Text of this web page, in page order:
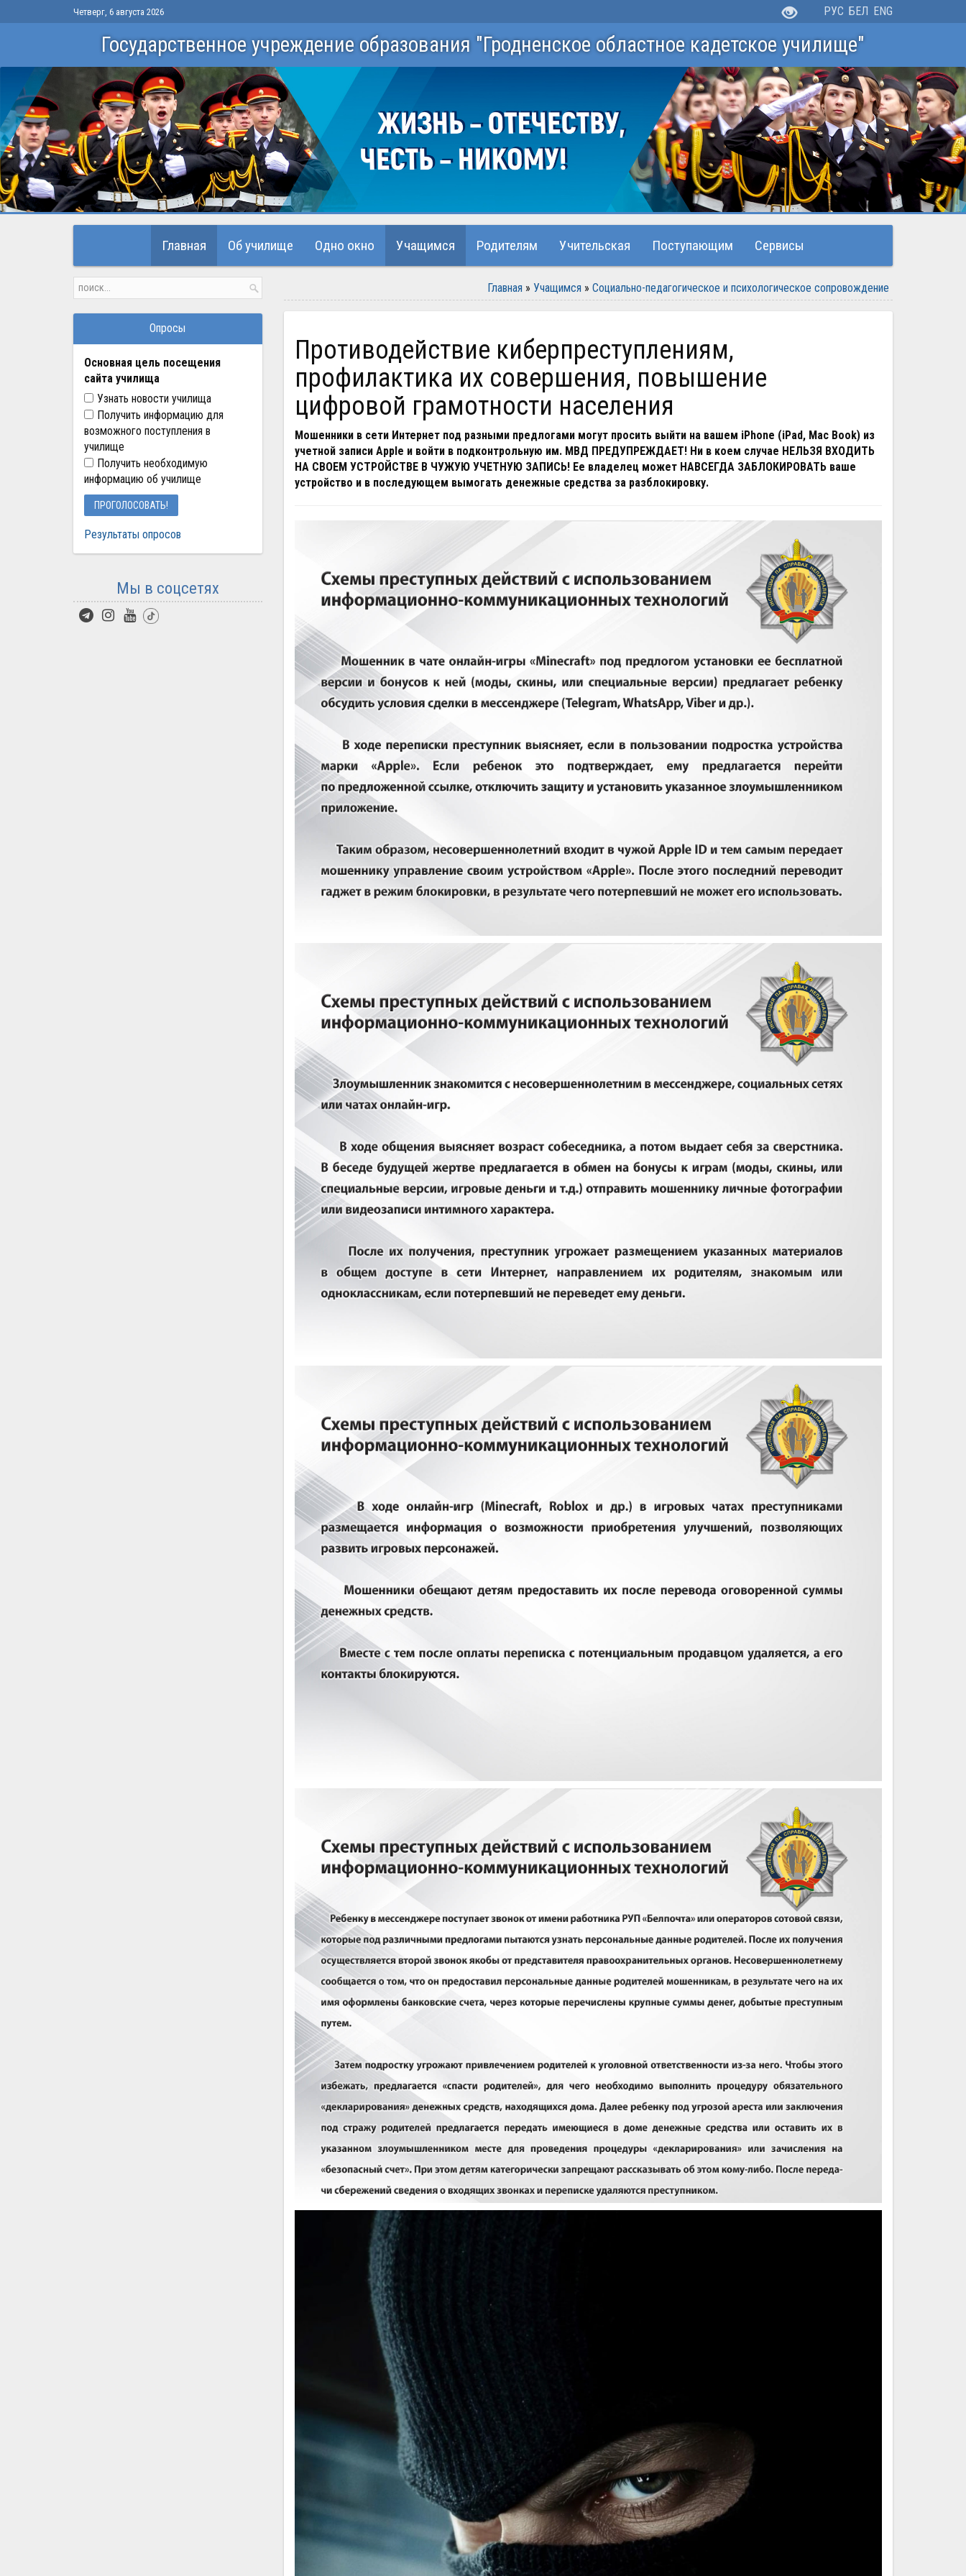
Четверг, 6 августа 2026 РУС БЕЛ ENG
Государственное учреждение образования "Гродненское областное кадетское училище"
Главная Об училище Одно окно Учащимся Родителям Учительская Поступающим Сервисы
Главная » Учащимся » Социально-педагогическое и психологическое сопровождение
Противодействие киберпреступлениям,
профилактика их совершения, повышение
цифровой грамотности населения
Мошенники в сети Интернет под разными предлогами могут просить выйти на вашем iPhone (iPad, Mac Book) из
учетной записи Apple и войти в подконтрольную им. МВД ПРЕДУПРЕЖДАЕТ! Ни в коем случае НЕЛЬЗЯ ВХОДИТЬ
НА СВОЕМ УСТРОЙСТВЕ В ЧУЖУЮ УЧЕТНУЮ ЗАПИСЬ! Ее владелец может НАВСЕГДА ЗАБЛОКИРОВАТЬ ваше
устройство и в последующем вымогать денежные средства за разблокировку.
Опросы
Основная цель посещения
сайта училища
Узнать новости училища
Получить информацию для
возможного поступления в
училище
Получить необходимую
информацию об училище
ПРОГОЛОСОВАТЬ!
Результаты опросов
Мы в соцсетях